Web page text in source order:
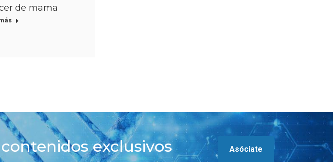
de mama
exclusivos Asóciate